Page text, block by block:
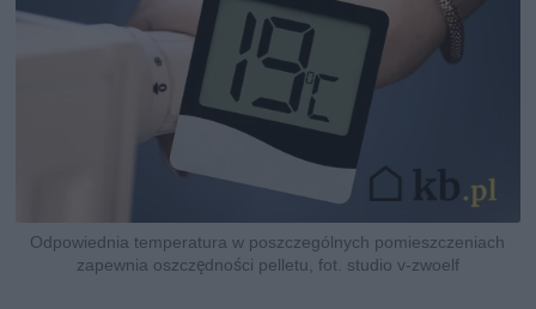
Odpowiednia temperatura w poszczególnych pomieszczeniach
zapewnia oszczędności pelletu, fot. studio v-zwoelf